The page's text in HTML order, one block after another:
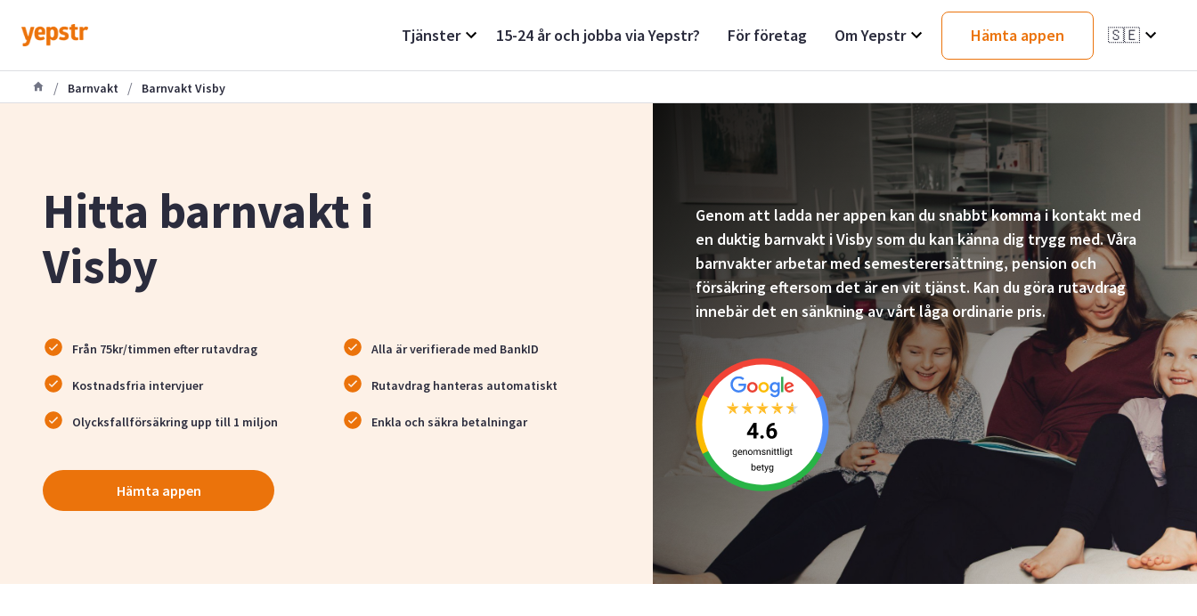
Tjänster 15-24 år och jobba via Yepstr? För företag Om Yepstr Hämta appen 🇸🇪
/ Barnvakt / Barnvakt Visby
Hitta barnvakt i
Visby
Från 75kr/timmen efter rutavdrag Alla är verifierade med BankID
Kostnadsfria intervjuer Rutavdrag hanteras automatiskt
Olycksfallförsäkring upp till 1 miljon Enkla och säkra betalningar
Hämta appen
Genom att ladda ner appen kan du snabbt komma i kontakt med
en duktig barnvakt i Visby som du kan känna dig trygg med. Våra
barnvakter arbetar med semesterersättning, pension och
försäkring eftersom det är en vit tjänst. Kan du göra rutavdrag
innebär det en sänkning av vårt låga ordinarie pris.